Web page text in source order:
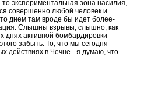
экспериментальная зона насилия,
совершенно любой человек и
днем там вроде бы идет более-
Слышны взрывы, слышно, как
днях активной бомбардировки
забыть. То, что мы сегодня
в Чечне - я думаю, что